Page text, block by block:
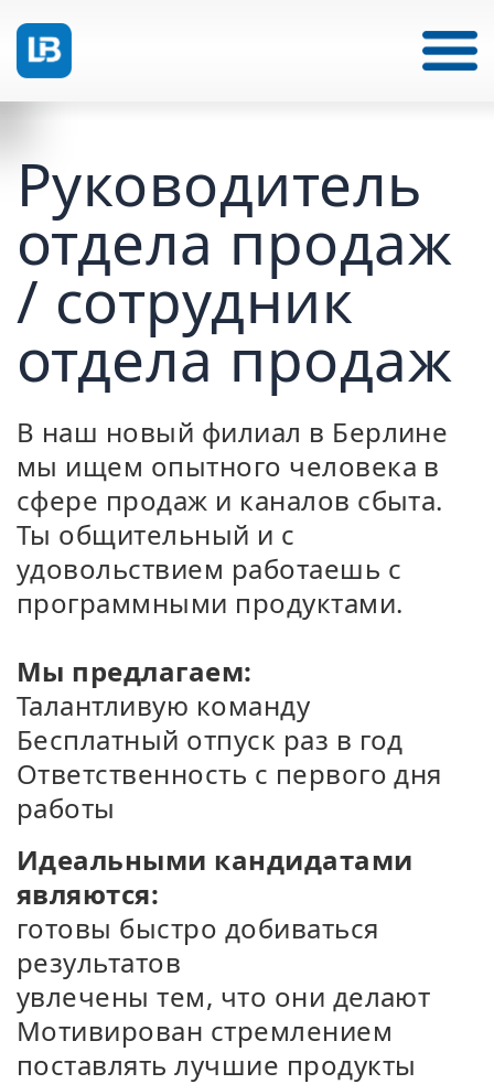
Руководитель
отдела продаж
/ сотрудник
отдела продаж
В наш новый филиал в Берлине
мы ищем опытного человека в
сфере продаж и каналов сбыта.
Ты общительный и с
удовольствием работаешь с
программными продуктами.
Мы предлагаем:
Талантливую команду
Бесплатный отпуск раз в год
Ответственность с первого дня
работы
Идеальными кандидатами
являются:
готовы быстро добиваться
результатов
увлечены тем, что они делают
Мотивирован стремлением
поставлять лучшие продукты